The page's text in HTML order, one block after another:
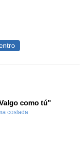
como tú"
coslada